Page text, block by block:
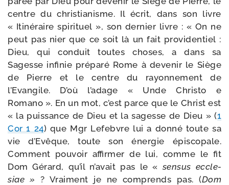
centre du chris­tia­nisme. Il écrit, dans son livre
« Itinéraire spi­ri­tuel », son der­nier livre : « On ne
peut pas nier que ce soit là un fait pro­vi­den­tiel :
Dieu, qui conduit toutes choses, a dans sa
Sagesse infi­nie pré­pa­ré Rome à deve­nir le Siège
de Pierre et le centre du rayon­ne­ment de
l’Evangile. D’où l’adage « Unde Christo e
Romano ». En un mot, c’est parce que le Christ est
« la puis­sance de Dieu et la sagesse de Dieu » (1
Cor 1 24) que Mgr Lefebvre lui a don­né toute sa
vie d’Evêque, toute son éner­gie épis­co­pale.
Comment pou­voir affir­mer de lui, comme le fit
Dom Gérard, qu’il n’avait pas le «sen­sus eccle­
siae » ? Vraiment je ne com­prends pas. (Dom